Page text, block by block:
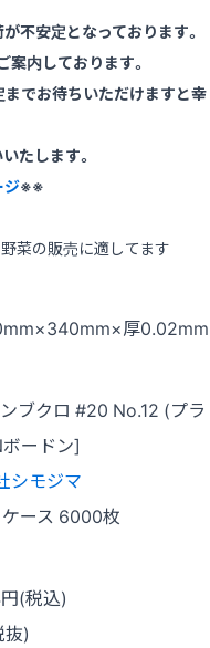
不安定となっております。
内しております。
でお待ちいただけますと幸
たします。
ジ※※
菜の販売に適してます
厚0.02mm
ブクロ #20 No.12 (プラ
ードン]
シモジマ
ケース 6000枚
(税込)
)